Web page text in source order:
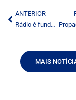
ANTERIOR
Rádio é fundamental para manter músicas por mais tempo nas paradas de sucesso, indica a Billboard
MAIS